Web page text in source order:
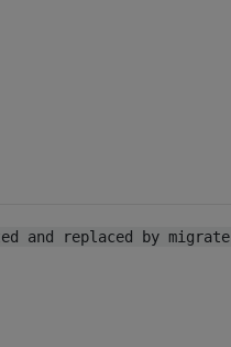
and replaced by migrate